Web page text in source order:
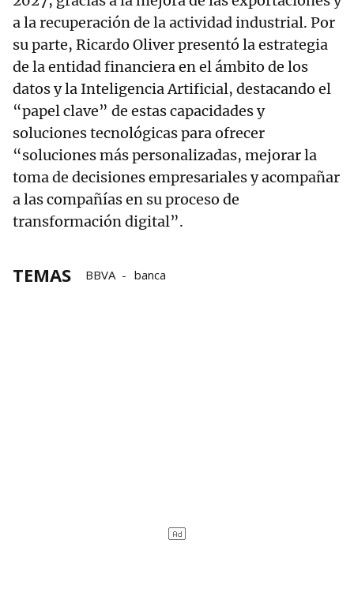
a la recuperación de la actividad industrial. Por
su parte, Ricardo Oliver presentó la estrategia
de la entidad financiera en el ámbito de los
datos y la Inteligencia Artificial, destacando el
“papel clave” de estas capacidades y
soluciones tecnológicas para ofrecer
“soluciones más personalizadas, mejorar la
toma de decisiones empresariales y acompañar
a las compañías en su proceso de
transformación digital”.
TEMAS BBVA banca